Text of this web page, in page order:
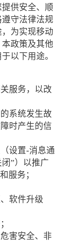
供安全、顺
守法律法规
为实现移动
政策及其他
以下用途。
服务，以改
系统发生故
时产生的信
设置-消息通
”）以推广
服务；
软件升级
害安全、非